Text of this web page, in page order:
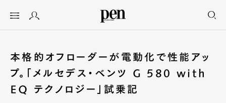
本格的オフローダーが電動化で性能アッ
プ。「メルセデス・ベンツ G 580 with
EQ テクノロジー」試乗記